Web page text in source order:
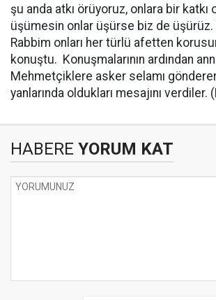
şu anda atkı örüyoruz, onlara bir katkı
üşümesin onlar üşürse biz de üşürüz.
Rabbim onları her türlü afetten
konuştu. Konuşmalarının ardından
Mehmetçiklere asker selamı
yanlarında oldukları mesajını
HABERE YORUM KAT